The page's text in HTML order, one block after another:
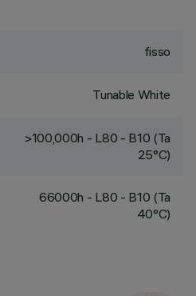
fisso
Tunable White
>100,000h - L80 - B10 (Ta
25°C)
66000h - L80 - B10 (Ta
40°C)